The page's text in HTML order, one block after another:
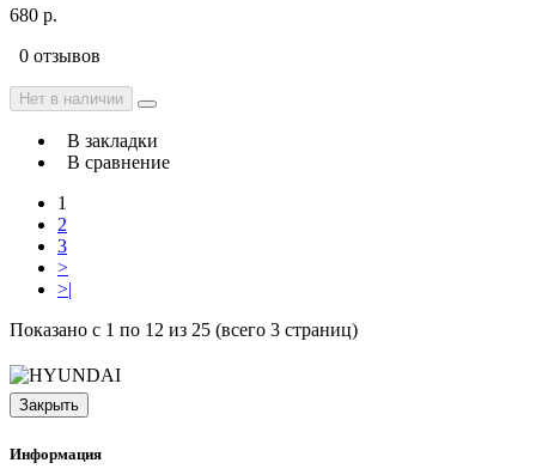
680 р.
0 отзывов
Нет в наличии
В закладки
В сравнение
1
2
3
>
>|
Показано с 1 по 12 из 25 (всего 3 страниц)
Закрыть
Информация